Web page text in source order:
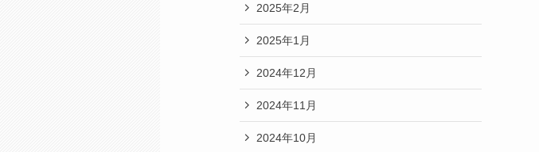
2025年2月
2025年1月
2024年12月
2024年11月
2024年10月